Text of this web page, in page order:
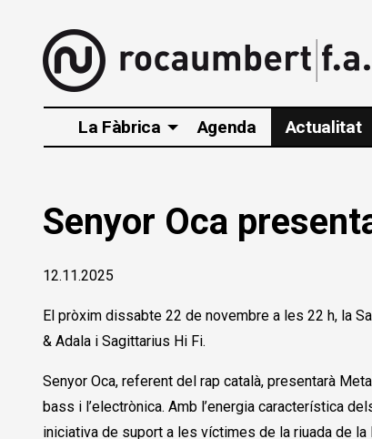
La Fàbrica Agenda Actualitat
Senyor Oca
12.11.2025
El pròxim dissabte 22 de novembre a les 22 h, la
& Adala i Sagittarius Hi Fi.
Senyor Oca, referent del rap català, presentarà
bass i l’electrònica. Amb l’energia característica
iniciativa de suport a les víctimes de la riuada de la